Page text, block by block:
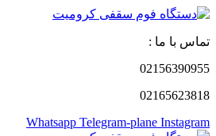
تماس با ما :
02156390955
02165623818
Whatsapp Telegram-plane Instagram